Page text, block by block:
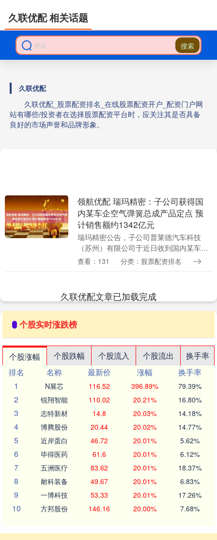
搜索
久联优配
久联优配_股票配资排名_在线股票配资开户_配资门户网
站有哪些/投资者在选择股票配资平台时，应关注其是否具备
良好的市场声誉和品牌形象。
久联优配 相关话题
领航优配 瑞玛精密：子公司获得国
内某车企空气弹簧总成产品定点 预
计销售额约1342亿元
瑞玛精密公告，子公司普莱德汽车科技
（苏州）有限公司于近日收到国内某车企
的定点通知，普莱德（苏州）成为其新能
查看：131 分类：股票配资排名
久联优配文章已加载完成
个股实时涨跌榜
个股涨幅 个股跌幅 个股流入 个股流出
换手率
排名
名称 最新价 涨幅
换手率
1
N展芯 116.52 396.89% 79.39%
2 锐翔智能 110.02 20.21% 16.80%
3 志特新材 14.8 20.03% 14.18%
4 博腾股份 20.44 20.02% 14.77%
5 近岸蛋白 46.72 20.01% 5.62%
6 毕得医药 61.6 20.01% 6.12%
7 五洲医疗 83.62 20.01% 18.37%
8 耐科装备 49.67 20.01% 6.83%
9 一博科技 53.33 20.01% 17.26%
10 方邦股份 146.16 20.00% 7.68%